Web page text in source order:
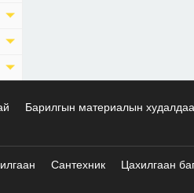
Барилгын материалын
Сантехник Цахилгаан